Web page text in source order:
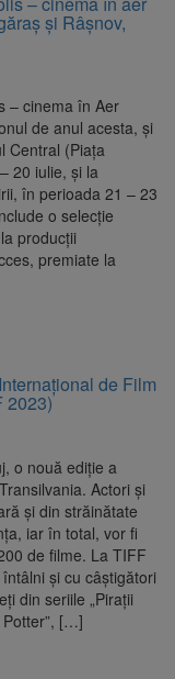
la
și Râșnov,
– cinema în Aer
de anul acesta, și
Central (Piața
20 iulie, și la
în perioada 21 – 23
o selecție
producții
premiate la
de Film
2023)
o nouă ediţie a
Actori şi
şi din străinătate
iar în total, vor fi
de filme. La TIFF
și cu câştigători
din seriile „Pirații
Potter”, […]